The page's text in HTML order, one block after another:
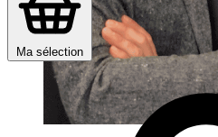
Ma sélection